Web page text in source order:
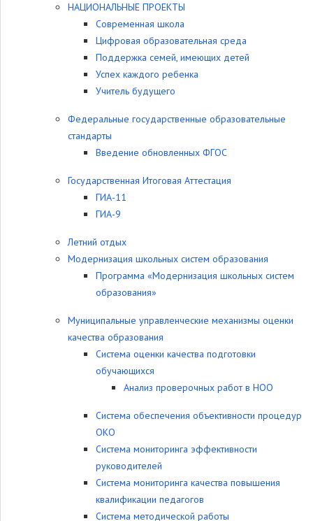
НАЦИОНАЛЬНЫЕ ПРОЕКТЫ
Современная школа
Цифровая образовательная среда
Поддержка семей, имеющих детей
Успех каждого ребенка
Учитель будущего
Федеральные государственные образовательные
стандарты
Введение обновленных ФГОС
Государственная Итоговая Аттестация
ГИА-11
ГИА-9
Летний отдых
Модернизация школьных систем образования
Программа «Модернизация школьных систем
образования»
Муниципальные управленческие механизмы оценки
качества образования
Система оценки качества подготовки
обучающихся
Анализ проверочных работ в НОО
Система обеспечения объективности процедур
ОКО
Система мониторинга эффективности
руководителей
Система мониторинга качества повышения
квалификации педагогов
Система методической работы